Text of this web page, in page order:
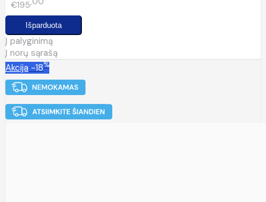
€195
Į palyginimą
Į norų sąrašą
Akcija -18%